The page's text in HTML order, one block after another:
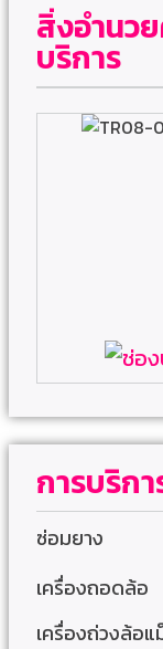
สิ่งอำนว
บริการ
การบริก
ซ่อมยาง
เครื่องถอดล้อ
เครื่องถ่วงล้อ